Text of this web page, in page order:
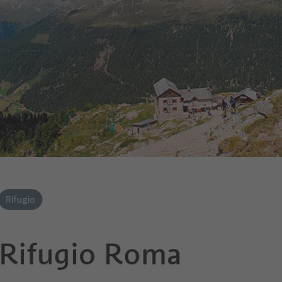
Rifugio
Rifugio Roma